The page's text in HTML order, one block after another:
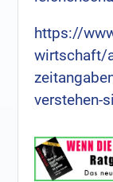
https://
wirtschaft/
verstehen-